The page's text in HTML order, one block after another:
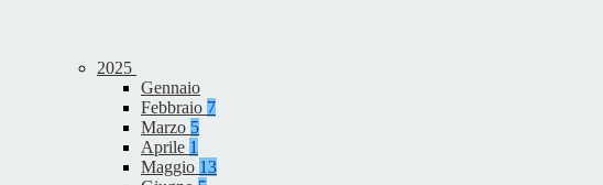
2025
Gennaio
Febbraio 7
Marzo 5
Aprile 1
Maggio 13